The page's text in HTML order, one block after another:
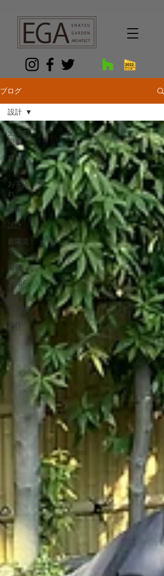
ブログ
全ての
記事
庭づく
り
お手入
れ
造園
設計
庭園見
学
研修
お知ら
せ
石造物
造作
設計